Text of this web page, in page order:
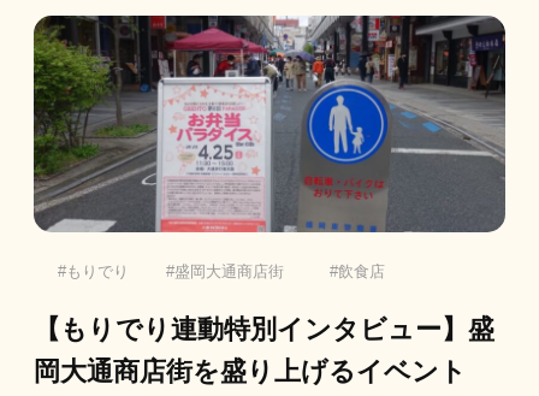
もりでり 盛岡大通商店街 飲食店
【もりでり連動特別インタビュー】盛
岡大通商店街を盛り上げるイベント